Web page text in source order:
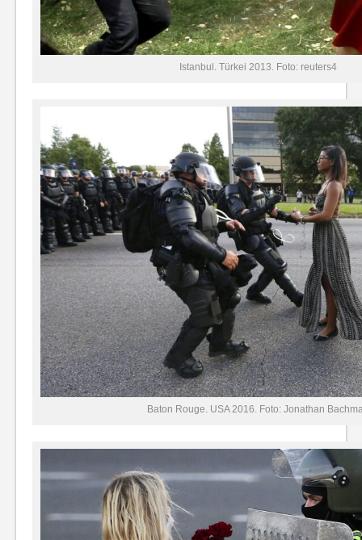
Istanbul. Türkei 2013. Foto: reuters4
Baton Rouge. USA 2016. Foto: Jonathan